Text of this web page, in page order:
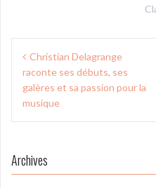
Navigation
de
l’article
Christian Delagrange
raconte ses débuts, ses
galères et sa passion pour la
musique
Archives